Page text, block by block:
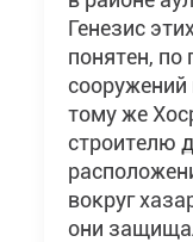
Генезис
понятен,
тому же
строителю
вокруг
они